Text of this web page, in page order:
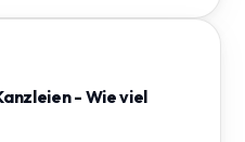
- Wie viel